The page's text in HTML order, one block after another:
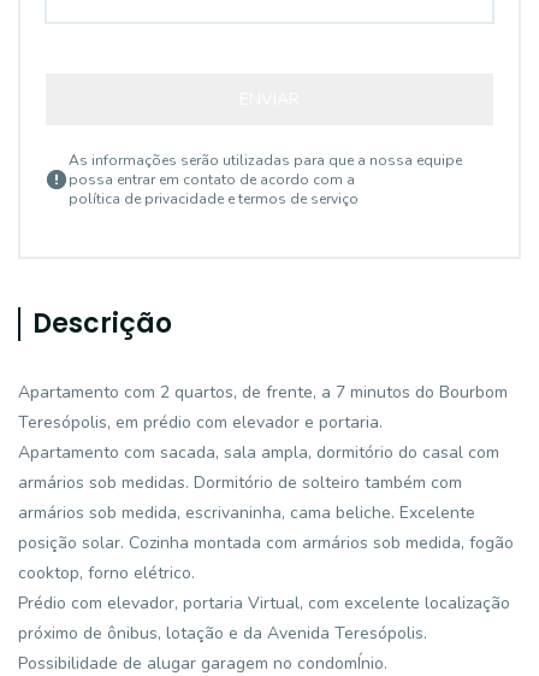
As informações serão utilizadas para que a nossa equipe
possa entrar em contato de acordo com a
política de privacidade e termos de serviço
Descrição
Apartamento com 2 quartos, de frente, a 7 minutos do Bourbom
Teresópolis, em prédio com elevador e portaria.
Apartamento com sacada, sala ampla, dormitório do casal com
armários sob medidas. Dormitório de solteiro também com
armários sob medida, escrivaninha, cama beliche. Excelente
posição solar. Cozinha montada com armários sob medida, fogão
cooktop, forno elétrico.
Prédio com elevador, portaria Virtual, com excelente localização
próximo de ônibus, lotação e da Avenida Teresópolis.
Possibilidade de alugar garagem no condomÍnio.